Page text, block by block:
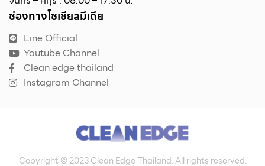
ช่องทางโซเชียลมีเดีย
Line Official
Youtube Channel
Clean edge thailand
Instagram Channel
Copyright © 2023 Clean Edge Thailand. All rights reserved.